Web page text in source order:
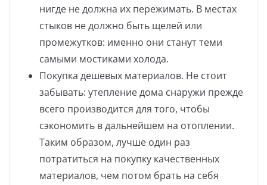
нигде не должна их пережимать. В местах
стыков не должно быть щелей или
промежутков: именно они станут теми
самыми мостиками холода.
Покупка дешевых материалов. Не стоит
забывать: утепление дома снаружи прежде
всего производится для того, чтобы
сэкономить в дальнейшем на отоплении.
Таким образом, лучше один раз
потратиться на покупку качественных
материалов, чем потом брать на себя